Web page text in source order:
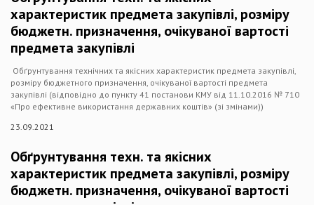
характеристик предмета закупівлі, розміру
бюджетн. призначення, очікуваної вартості
предмета закупівлі
Обґрунтування технічних та якісних характеристик предмета закупівлі,
розміру бюджетного призначення, очікуваної вартості предмета
закупівлі (відповідно до пункту 41 постанови КМУ від 11.10.2016 № 710
«Про ефективне використання державних коштів» (зі змінами))
23.09.2021
Обґрунтування техн. та якісних
характеристик предмета закупівлі, розміру
бюджетн. призначення, очікуваної вартості